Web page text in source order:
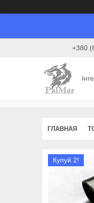
+380
ГЛАВНАЯ
Купуй 2!